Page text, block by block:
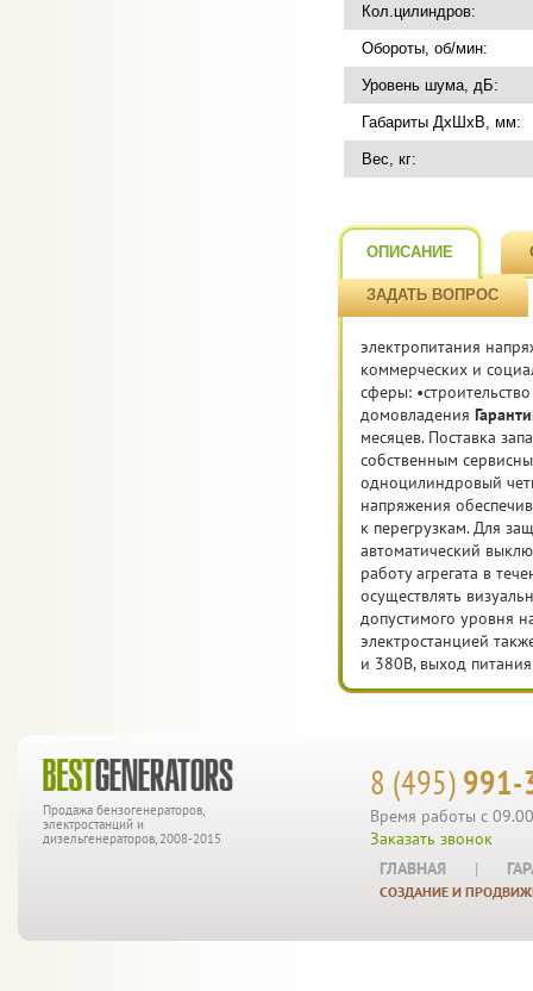
Кол.цилиндров:
Обороты, об/мин:
Уровень шума, дБ:
Габариты ДхШхВ, мм:
Вес, кг:
ОПИСАНИЕ
ЗАДАТЬ ВОПРОС
электропитания
коммерческих и
сферы:
домовладения
месяцев. Поставка
собственным
одноцилиндровый
напряжения
к перегрузкам. Для
автоматический
работу агрегата в
осуществлять
допустимого уровня
электростанцией
и 380В, выход
Продажа бензогенераторов,
электростанций и
дизельгенераторов, 2008-2015
8 (495)
Время работы с
Заказать звонок
ГЛАВНАЯ
|
СОЗДАНИЕ И